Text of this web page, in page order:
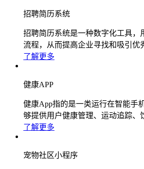
招聘简历系统
招聘简历系统是一种数字化工具，
流程，从而提高企业寻找和吸引优秀
了解更多
健康APP
健康App指的是一类运行在智能手
够提供用户健康管理、运动追踪、
了解更多
宠物社区小程序